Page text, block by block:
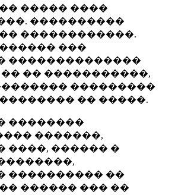
����� ����
����������
������������.
���
��������������
�� �����������,
���������
�� �����.
��������
�������,
����, ������ �
���������� ��
������ ��� ��